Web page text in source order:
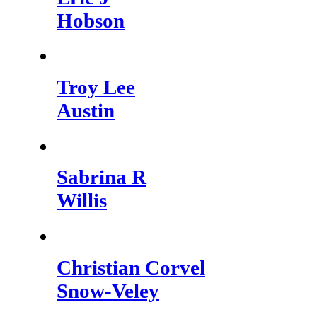
Hobson
Troy Lee
Austin
Sabrina R
Willis
Christian Corvel
Snow-Veley